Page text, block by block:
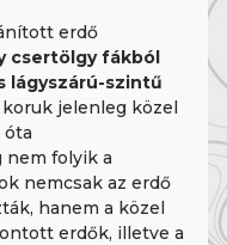
erdő
csertölgy fákból
lágyszárú-szintű
jelenleg közel
óta
nem folyik a
nemcsak az erdő
hanem a közel
erdők, illetve a